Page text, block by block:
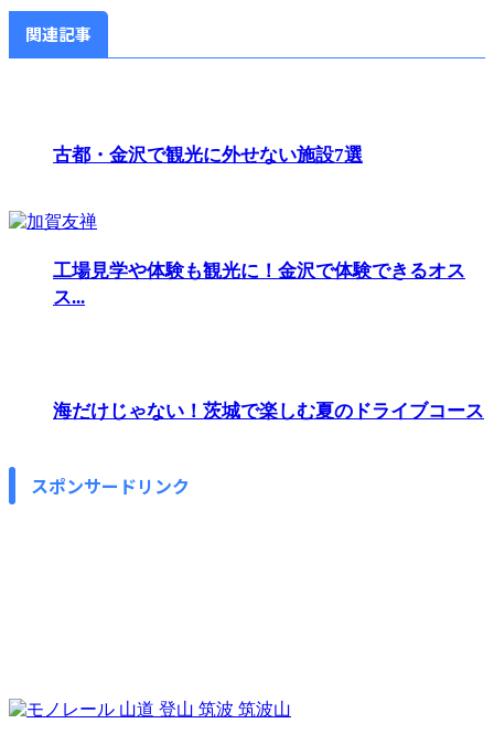
関連記事
古都・金沢で観光に外せない施設7選
工場見学や体験も観光に！金沢で体験できるオス
ス...
海だけじゃない！茨城で楽しむ夏のドライブコース
スポンサードリンク